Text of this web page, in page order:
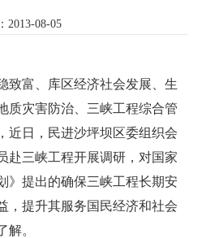
2013-08-05
致富、库区经济社会发展、生
质灾害防治、三峡工程综合管
近日，民进沙坪坝区委组织会
赴三峡工程开展调研，对国家
》提出的确保三峡工程长期安
，提升其服务国民经济和社会
解。